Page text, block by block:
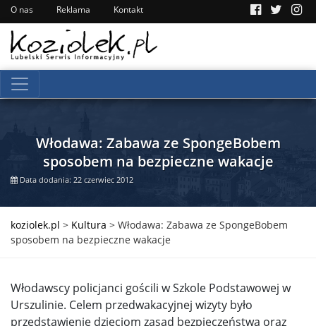
O nas Reklama Kontakt
Włodawa: Zabawa ze SpongeBobem
sposobem na bezpieczne wakacje
Data dodania: 22 czerwiec 2012
koziolek.pl > Kultura > Włodawa: Zabawa ze SpongeBobem
sposobem na bezpieczne wakacje
Włodawscy policjanci gościli w Szkole Podstawowej w
Urszulinie. Celem przedwakacyjnej wizyty było
przedstawienie dzieciom zasad bezpieczeństwa oraz